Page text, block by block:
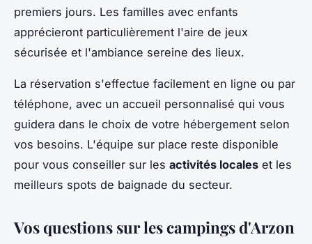
premiers jours. Les familles avec enfants
apprécieront particulièrement l'aire de jeux
sécurisée et l'ambiance sereine des lieux.
La réservation s'effectue facilement en ligne ou par
téléphone, avec un accueil personnalisé qui vous
guidera dans le choix de votre hébergement selon
vos besoins. L'équipe sur place reste disponible
pour vous conseiller sur les activités locales et les
meilleurs spots de baignade du secteur.
Vos questions sur les campings d'Arzon